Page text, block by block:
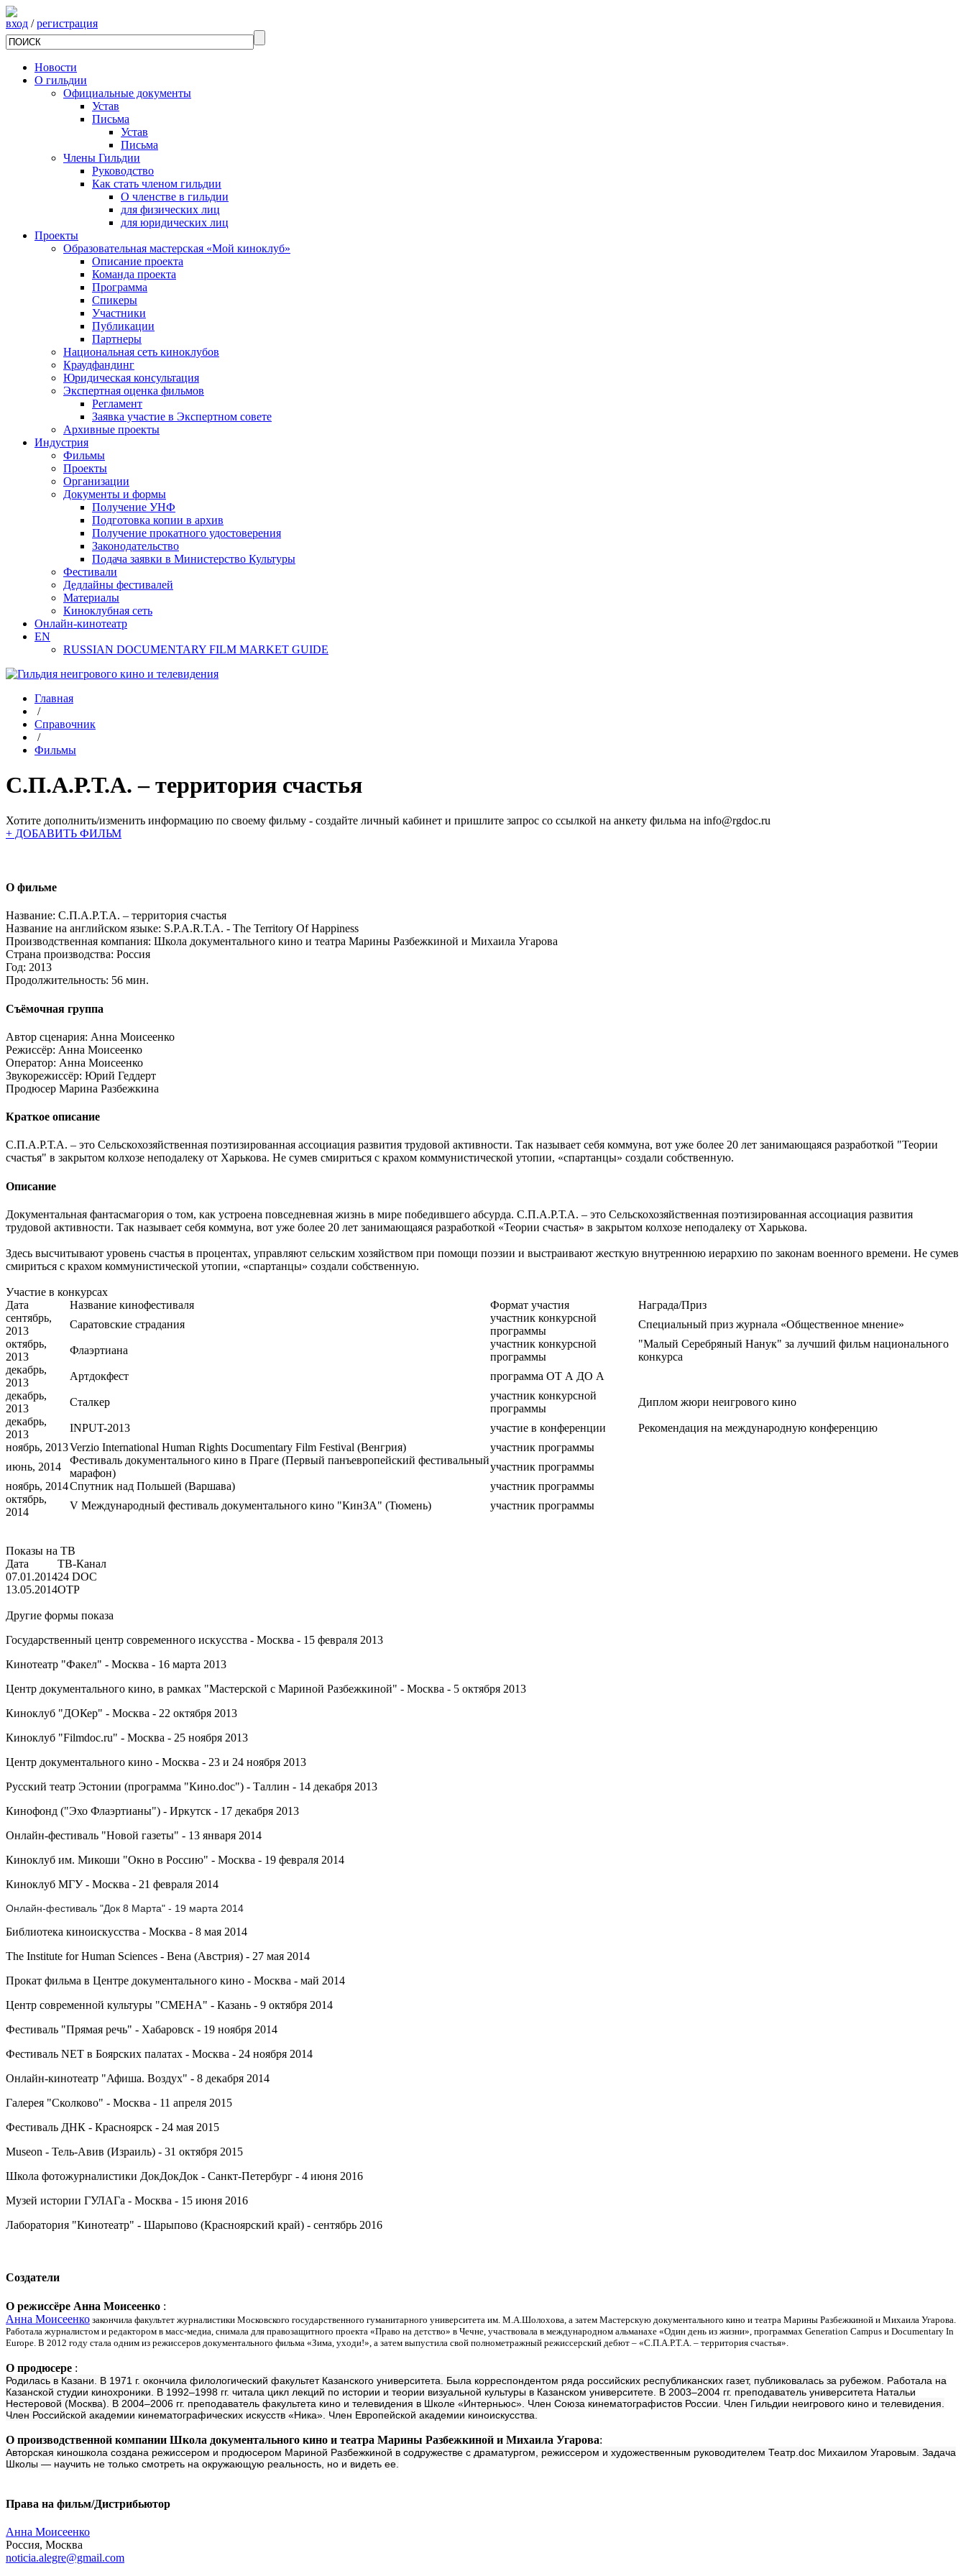
вход /регистрация
Новости
О гильдии
Официальные документы
Устав
Письма
Устав
Письма
Члены Гильдии
Руководство
Как стать членом гильдии
О членстве в гильдии
для физических лиц
для юридических лиц
Проекты
Образовательная мастерская «Мой киноклуб»
Описание проекта
Команда проекта
Программа
Спикеры
Участники
Публикации
Партнеры
Национальная сеть киноклубов
Краудфандинг
Юридическая консультация
Экспертная оценка фильмов
Регламент
Заявка участие в Экспертном совете
Архивные проекты
Индустрия
Фильмы
Проекты
Организации
Документы и формы
Получение УНФ
Подготовка копии в архив
Получение прокатного удостоверения
Законодательство
Подача заявки в Министерство Культуры
Фестивали
Дедлайны фестивалей
Материалы
Киноклубная сеть
Онлайн-кинотеатр
EN
RUSSIAN DOCUMENTARY FILM MARKET GUIDE
Главная
/
Справочник
/
Фильмы
С.П.А.Р.Т.А. – территория счастья
Хотите дополнить/изменить информацию по своему фильму - создайте личный кабинет и пришлите запрос cо ссылкой на анкету фильма на info@rgdoc.ru
+ ДОБАВИТЬ ФИЛЬМ
О фильме
Название: С.П.А.Р.Т.А. – территория счастья
Название на английском языке: S.P.А.R.Т.А. - The Territory Of Happiness
Производственная компания: Школа документального кино и театра Марины Разбежкиной и Михаила Угарова
Страна производства: Россия
Год: 2013
Продолжительность: 56 мин.
Съёмочная группа
Автор сценария: Анна Моисеенко
Режиссёр: Анна Моисеенко
Оператор: Анна Моисеенко
Звукорежиссёр: Юрий Геддерт
Продюсер Марина Разбежкина
Краткое описание
С.П.А.Р.Т.А. – это Сельскохозяйственная поэтизированная ассоциация развития трудовой активности. Так называет себя коммуна, вот уже более 20 лет занимающаяся разработкой "Теории
счастья" в закрытом колхозе неподалеку от Харькова. Не сумев смириться с крахом коммунистической утопии, «спартанцы» создали собственную.
Описание
Документальная фантасмагория о том, как устроена повседневная жизнь в мире победившего абсурда. С.П.А.Р.Т.А. – это Сельскохозяйственная поэтизированная ассоциация развития
трудовой активности. Так называет себя коммуна, вот уже более 20 лет занимающаяся разработкой «Теории счастья» в закрытом колхозе неподалеку от Харькова.
Здесь высчитывают уровень счастья в процентах, управляют сельским хозяйством при помощи поэзии и выстраивают жесткую внутреннюю иерархию по законам военного времени. Не сумев
смириться с крахом коммунистической утопии, «спартанцы» создали собственную.
Участие в конкурсах
Дата
Название кинофестиваля Формат участия
Награда/Приз
сентябрь,
2013
Саратовские страдания
участник конкурсной
программы
Специальный приз журнала «Общественное мнение»
октябрь,
2013
Флаэртиана
участник конкурсной
программы
"Малый Серебряный Нанук" за лучший фильм национального
конкурса
декабрь,
2013
Артдокфест
программа ОТ А ДО А
декабрь,
2013
Сталкер
участник конкурсной
программы
Диплом жюри неигрового кино
декабрь,
2013
INPUT-2013 участие в конференции
Рекомендация на международную конференцию
ноябрь, 2013Verzio International Human Rights Documentary Film Festival (Венгрия)
участник программы
июнь, 2014
Фестиваль документального кино в Праге (Первый панъевропейский фестивальный
марафон)
участник программы
ноябрь, 2014Спутник над Польшей (Варшава)
участник программы
октябрь,
2014
V Международный фестиваль документального кино "КинЗА" (Тюмень) участник программы
Показы на ТВ
Дата
ТВ-Канал
07.01.201424 DOC
13.05.2014ОТР
Другие формы показа
Государственный центр современного искусства - Москва - 15 февраля 2013
Кинотеатр "Факел" - Москва - 16 марта 2013
Центр документального кино, в рамках "Мастерской с Мариной Разбежкиной" - Москва - 5 октября 2013
Киноклуб "ДОКер" - Москва - 22 октября 2013
Киноклуб "Filmdoc.ru" - Москва - 25 ноября 2013
Центр документального кино - Москва - 23 и 24 ноября 2013
Русский театр Эстонии (программа "Кино.doc") - Таллин - 14 декабря 2013
Кинофонд ("Эхо Флаэртианы") - Иркутск - 17 декабря 2013
Онлайн-фестиваль "Новой газеты" - 13 января 2014
Киноклуб им. Микоши "Окно в Россию" - Москва - 19 февраля 2014
Киноклуб МГУ - Москва - 21 февраля 2014
Онлайн-фестиваль "Док 8 Марта" - 19 марта 2014
Библиотека киноискусства - Москва - 8 мая 2014
The Institute for Human Sciences - Вена (Австрия) - 27 мая 2014
Прокат фильма в Центре документального кино - Москва - май 2014
Центр современной культуры "СМЕНА" - Казань - 9 октября 2014
Фестиваль "Прямая речь" - Хабаровск - 19 ноября 2014
Фестиваль NET в Боярских палатах - Москва - 24 ноября 2014
Онлайн-кинотеатр "Афиша. Воздух" - 8 декабря 2014
Галерея "Сколково" - Москва - 11 апреля 2015
Фестиваль ДНК - Красноярск - 24 мая 2015
Museon - Тель-Авив (Израиль) - 31 октября 2015
Школа фотожурналистики ДокДокДок - Санкт-Петербург - 4 июня 2016
Музей истории ГУЛАГа - Москва - 15 июня 2016
Лаборатория "Кинотеатр" - Шарыпово (Красноярский край) - сентябрь 2016
Создатели
О режиссёре Анна Моисеенко :
Анна Моисеенко закончила факультет журналистики Московского государственного гуманитарного университета им. М.А.Шолохова, а затем Мастерскую документального кино и театра Марины Разбежкиной и Михаила Угарова.
Работала журналистом и редактором в масс-медиа, снимала для правозащитного проекта «Право на детство» в Чечне, участвовала в международном альманахе «Один день из жизни», программах Generation Campus и Documentary In
Europe. В 2012 году стала одним из режиссеров документального фильма «Зима, уходи!», а затем выпустила свой полнометражный режиссерский дебют – «С.П.А.Р.Т.А. – территория счастья».
О продюсере :
Родилась в Казани. В 1971 г. окончила филологический факультет Казанского университета. Была корреспондентом ряда российских республиканских газет, публиковалась за рубежом. Работала на
Казанской студии кинохроники. В 1992–1998 гг. читала цикл лекций по истории и теории визуальной культуры в Казанском университете. В 2003–2004 гг. преподаватель университета Натальи
Нестеровой (Москва). В 2004–2006 гг. преподаватель факультета кино и телевидения в Школе «Интерньюс». Член Союза кинематографистов России. Член Гильдии неигрового кино и телевидения.
Член Российской академии кинематографических искусств «Ника». Член Европейской академии киноискусства.
О производственной компании Школа документального кино и театра Марины Разбежкиной и Михаила Угарова:
Авторская киношкола создана режиссером и продюсером Мариной Разбежкиной в содружестве с драматургом, режиссером и художественным руководителем Театр.doc Михаилом Угаровым. Задача
Школы — научить не только смотреть на окружающую реальность, но и видеть ее.
Права на фильм/Дистрибьютор
Анна Моисеенко
Россия, Москва
noticia.alegre@gmail.com